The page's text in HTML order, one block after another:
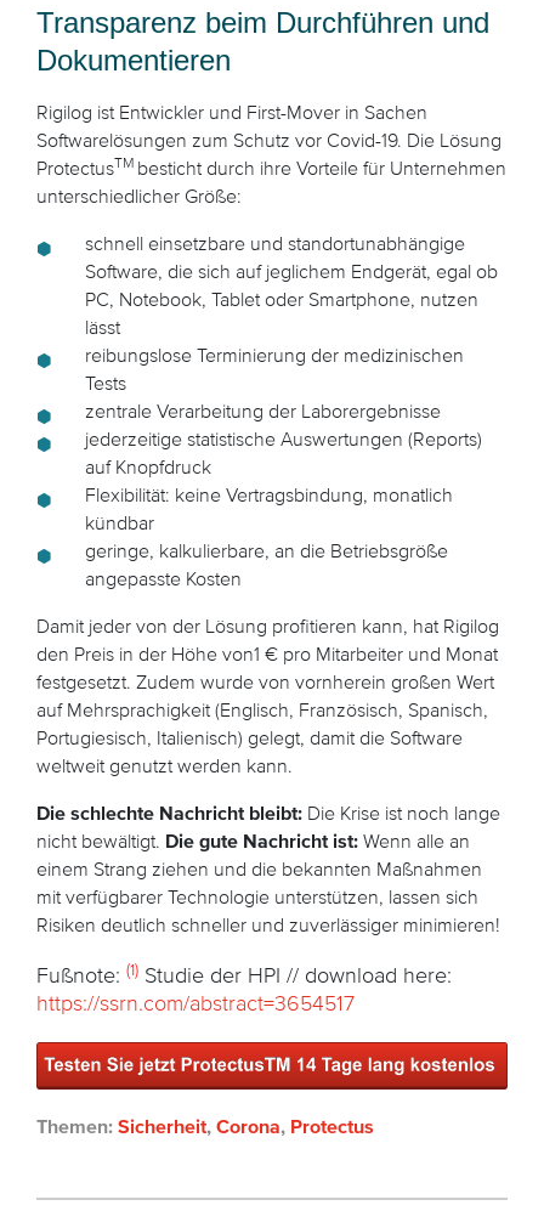
Transparenz beim Durchführen und
Dokumentieren
Rigilog ist Entwickler und First-Mover in Sachen
Softwarelösungen zum Schutz vor Covid-19. Die Lösung
ProtectusTM besticht durch ihre Vorteile für Unternehmen
unterschiedlicher Größe:
schnell einsetzbare und standortunabhängige
Software, die sich auf jeglichem Endgerät, egal ob
PC, Notebook, Tablet oder Smartphone, nutzen
lässt
reibungslose Terminierung der medizinischen
Tests
zentrale Verarbeitung der Laborergebnisse
jederzeitige statistische Auswertungen (Reports)
auf Knopfdruck
Flexibilität: keine Vertragsbindung, monatlich
kündbar
geringe, kalkulierbare, an die Betriebsgröße
angepasste Kosten
Damit jeder von der Lösung profitieren kann, hat Rigilog
den Preis in der Höhe von1 € pro Mitarbeiter und Monat
festgesetzt. Zudem wurde von vornherein großen Wert
auf Mehrsprachigkeit (Englisch, Französisch, Spanisch,
Portugiesisch, Italienisch) gelegt, damit die Software
weltweit genutzt werden kann.
Die schlechte Nachricht bleibt: Die Krise ist noch lange
nicht bewältigt. Die gute Nachricht ist: Wenn alle an
einem Strang ziehen und die bekannten Maßnahmen
mit verfügbarer Technologie unterstützen, lassen sich
Risiken deutlich schneller und zuverlässiger minimieren!
Fußnote: (1) Studie der HPI // download here:
https://ssrn.com/abstract=3654517
Themen: Sicherheit, Corona, Protectus